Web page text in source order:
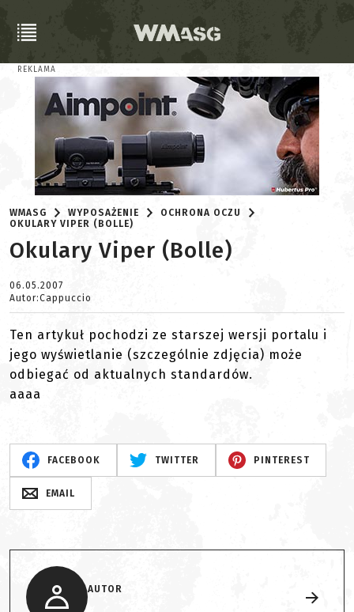
REKLAMA
WMASG WYPOSAŻENIE
OCHRONA OCZU
OKULARY VIPER (BOLLE)
Okulary Viper (Bolle)
06.05.2007
Autor:Cappuccio
Ten artykuł pochodzi ze starszej wersji portalu i
jego wyświetlanie (szczególnie zdjęcia) może
odbiegać od aktualnych standardów.
aaaa
FACEBOOK TWITTER PINTEREST
EMAIL
AUTOR